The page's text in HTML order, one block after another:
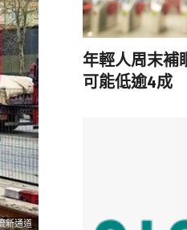
新通道
年輕人周末補
可能低逾4成